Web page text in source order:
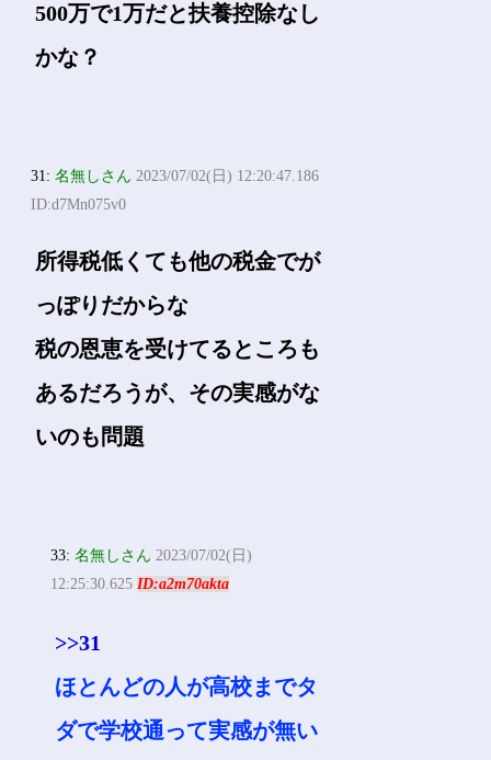
500万で1万だと扶養控除なし
かな？
31:名無しさん 2023/07/02(日) 12:20:47.186
ID:d7Mn075v0
所得税低くても他の税金でが
っぽりだからな
税の恩恵を受けてるところも
あるだろうが、その実感がな
いのも問題
33:名無しさん 2023/07/02(日)
12:25:30.625ID:a2m70akta
>>31
ほとんどの人が高校までタ
ダで学校通って実感が無い